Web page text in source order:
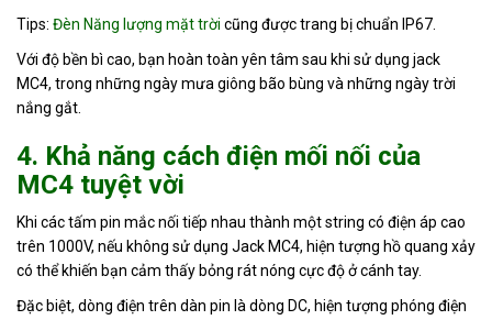
Tips: Đèn Năng lượng mặt trời cũng được trang bị chuẩn IP67.
Với độ bền bì cao, bạn hoàn toàn yên tâm sau khi sử dụng jack
MC4, trong những ngày mưa giông bão bùng và những ngày trời
nắng gắt.
4. Khả năng cách điện mối nối của
MC4 tuyệt vời
Khi các tấm pin mắc nối tiếp nhau thành một string có điện áp cao
trên 1000V, nếu không sử dụng Jack MC4, hiện tượng hồ quang xảy
có thể khiến bạn cảm thấy bỏng rát nóng cực độ ở cánh tay.
Đặc biệt, dòng điện trên dàn pin là dòng DC, hiện tượng phóng điện